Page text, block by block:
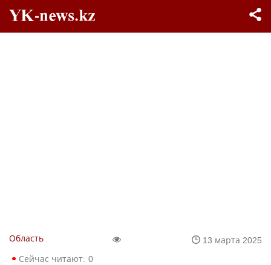
Область
13 марта 2025
Сейчас читают: 0